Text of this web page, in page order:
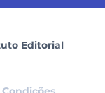
Editorial